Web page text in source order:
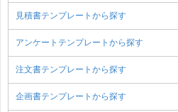
見積書テンプレートから探す
アンケートテンプレートから探す
注文書テンプレートから探す
企画書テンプレートから探す